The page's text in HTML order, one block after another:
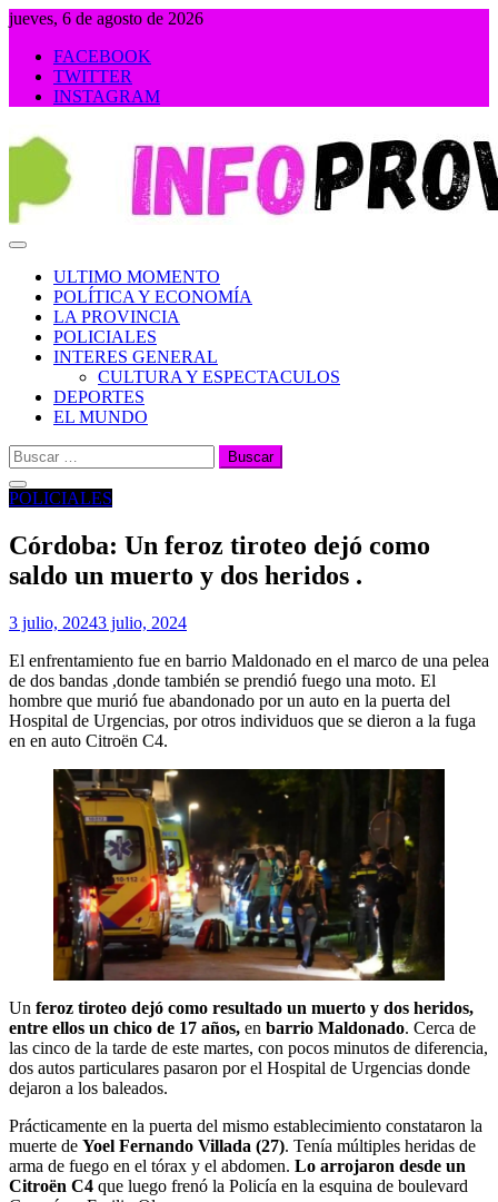
Saltar
contenido
jueves, 6 de agosto de 2026
FACEBOOK
TWITTER
INSTAGRAM
ULTIMO MOMENTO
POLÍTICA Y ECONOMÍA
LA PROVINCIA
POLICIALES
INTERES GENERAL
CULTURA Y ESPECTACULOS
DEPORTES
EL MUNDO
Buscar:
POLICIALES
Córdoba: Un feroz tiroteo dejó como
saldo un muerto y dos heridos .
3 julio, 20243 julio, 2024
El enfrentamiento fue en barrio Maldonado en el marco de una pelea
de dos bandas ,donde también se prendió fuego una moto. El
hombre que murió fue abandonado por un auto en la puerta del
Hospital de Urgencias, por otros individuos que se dieron a la fuga
en en auto Citroën C4.
Un feroz tiroteo dejó como resultado un muerto y dos heridos,
entre ellos un chico de 17 años, en barrio Maldonado. Cerca de
las cinco de la tarde de este martes, con pocos minutos de diferencia,
dos autos particulares pasaron por el Hospital de Urgencias donde
dejaron a los baleados.
Prácticamente en la puerta del mismo establecimiento constataron la
muerte de Yoel Fernando Villada (27). Tenía múltiples heridas de
arma de fuego en el tórax y el abdomen. Lo arrojaron desde un
Citroën C4 que luego frenó la Policía en la esquina de boulevard